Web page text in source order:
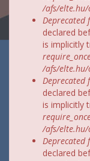
/afs/
Deprecated
declared
is implicitly
/afs/
Deprecated
declared
is implicitly
/afs/
Deprecated
declared